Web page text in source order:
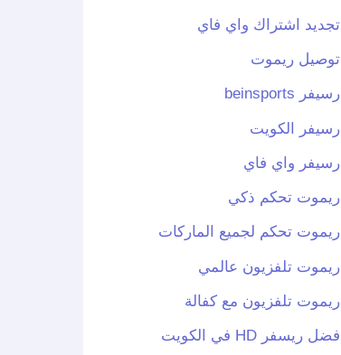
تجديد اشتراك واي فاي
توصيل ريموت
رسيفر beinsports
رسيفر الكويت
رسيفر واي فاي
ريموت تحكم ذكي
ريموت تحكم لجميع الماركات
ريموت تلفزيون عالمي
ريموت تلفزيون مع كفالة
فضل ريسفر HD في الكويت